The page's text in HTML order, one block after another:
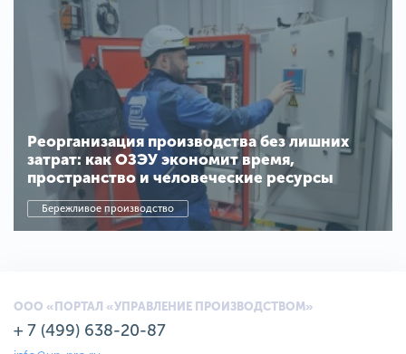
Реорганизация производства без лишних
затрат: как ОЗЭУ экономит время,
пространство и человеческие ресурсы
Бережливое производство
ООО «ПОРТАЛ «УПРАВЛЕНИЕ ПРОИЗВОДСТВОМ»
+ 7 (499) 638-20-87